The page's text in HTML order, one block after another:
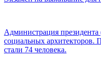
Администрация
социальных архитекторов.
стали 74 человека.